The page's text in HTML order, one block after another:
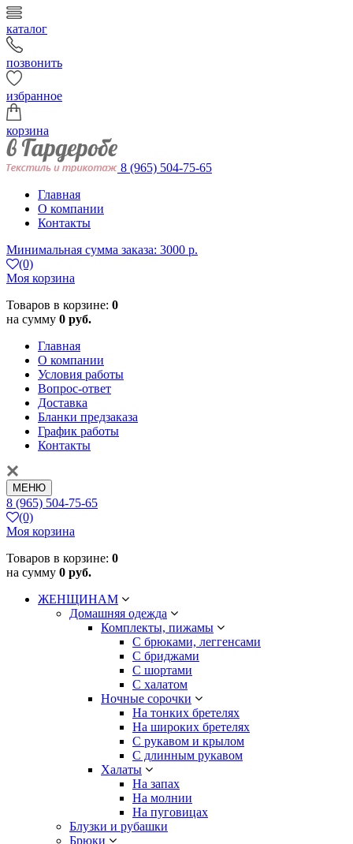
каталог
позвонить
избранное
корзина
8 (965) 504-75-65
Главная
О компании
Контакты
Минимальная сумма заказа: 3000 р.
(0)
Моя корзина
Товаров в корзине: 0
на сумму 0 руб.
Главная
О компании
Условия работы
Вопрос-ответ
Доставка
Бланки предзаказа
График работы
Контакты
МЕНЮ
8 (965) 504-75-65
(0)
Моя корзина
Товаров в корзине: 0
на сумму 0 руб.
ЖЕНЩИНАМ
Домашняя одежда
Комплекты, пижамы
С брюками, леггенсами
С бриджами
С шортами
С халатом
Ночные сорочки
На тонких бретелях
На широких бретелях
С рукавом и крылом
С длинным рукавом
Халаты
На запах
На молнии
На пуговицах
Блузки и рубашки
Брюки